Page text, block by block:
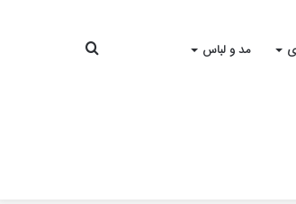
مد و لباس جستجو